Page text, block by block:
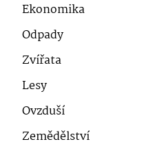
Ekonomika
Odpady
Zvířata
Lesy
Ovzduší
Zemědělství